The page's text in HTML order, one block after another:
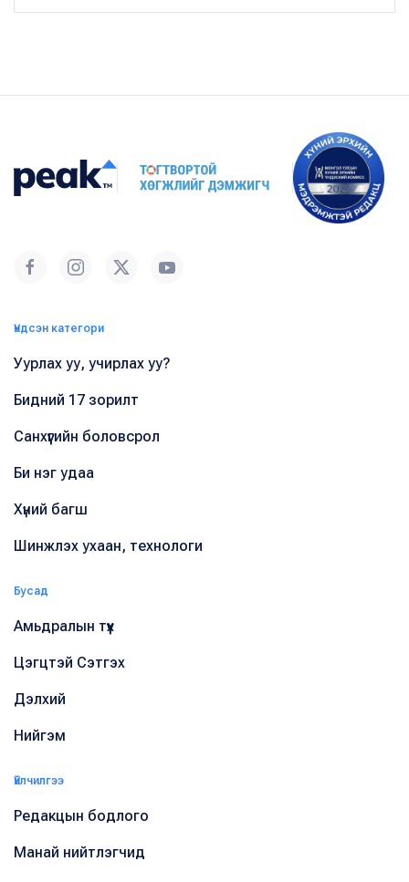
Үндсэн категори
Уурлах уу, учирлах уу?
Бидний 17 зорилт
Санхүүгийн боловсрол
Би нэг удаа
Хүний багш
Шинжлэх ухаан, технологи
Бусад
Амьдралын түүх
Цэгцтэй Сэтгэх
Дэлхий
Нийгэм
Үйлчилгээ
Редакцын бодлого
Манай нийтлэгчид